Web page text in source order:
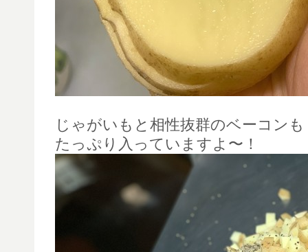
じゃがいもと相性抜群のベーコンも
たっぷり入っていますよ〜！